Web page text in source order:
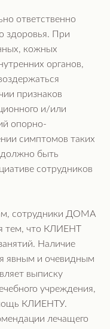
ответственно
здоровья. При
кожных
органов,
признаков
и/или
опорно-
симптомов таких
должно быть
сотрудников
сотрудники ДОМА
что КЛИЕНТ
Наличие
явным и очевидным
выписку
учреждения,
КЛИЕНТУ.
лечащего